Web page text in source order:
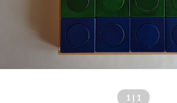
1 | 1